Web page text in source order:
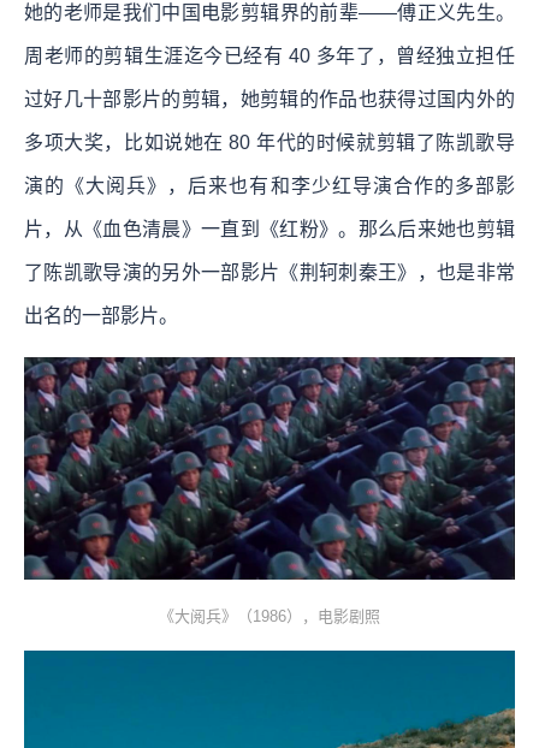
她的老师是我们中国电影剪辑界的前辈——傅正义先生。
周老师的剪辑生涯迄今已经有 40 多年了，曾经独立担任
过好几十部影片的剪辑，她剪辑的作品也获得过国内外的
多项大奖，比如说她在 80 年代的时候就剪辑了陈凯歌导
演的《大阅兵》，后来也有和李少红导演合作的多部影
片，从《血色清晨》一直到《红粉》。那么后来她也剪辑
了陈凯歌导演的另外一部影片《荆轲刺秦王》，也是非常
出名的一部影片。
《大阅兵》（1986），电影剧照